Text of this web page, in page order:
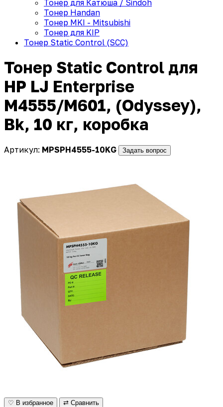
Тонер для Катюша / Sindoh
Тонер Handan
Тонер MKI - Mitsubishi
Тонер для KIP
Тонер Static Control (SCC)
Тонер Static Control для
HP LJ Enterprise
M4555/M601, (Odyssey),
Bk, 10 кг, коробка
Артикул: MPSPH4555-10KG Задать вопрос
♡ В избранное ⇄ Сравнить